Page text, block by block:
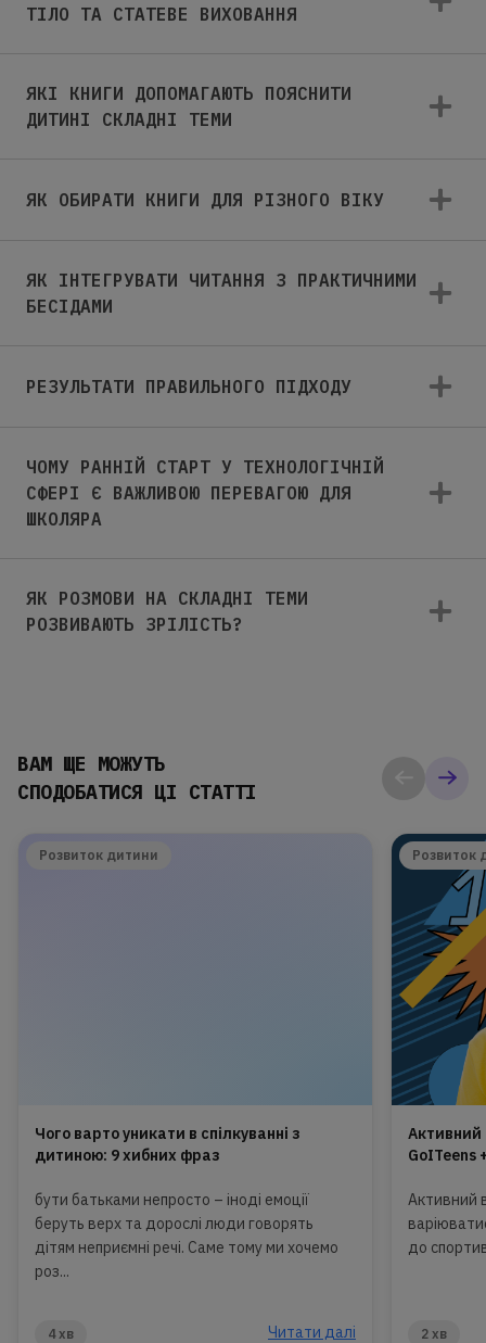
ТІЛО ТА СТАТЕВЕ ВИХОВАННЯ
ЯКІ КНИГИ ДОПОМАГАЮТЬ ПОЯСНИТИ
ДИТИНІ СКЛАДНІ ТЕМИ
ЯК ОБИРАТИ КНИГИ ДЛЯ РІЗНОГО ВІКУ
ЯК ІНТЕГРУВАТИ ЧИТАННЯ З ПРАКТИЧНИМИ
БЕСІДАМИ
РЕЗУЛЬТАТИ ПРАВИЛЬНОГО ПІДХОДУ
ЧОМУ РАННІЙ СТАРТ У ТЕХНОЛОГІЧНІЙ
СФЕРІ Є ВАЖЛИВОЮ ПЕРЕВАГОЮ ДЛЯ
ШКОЛЯРА
ЯК РОЗМОВИ НА СКЛАДНІ ТЕМИ
РОЗВИВАЮТЬ ЗРІЛІСТЬ?
ВАМ ЩЕ МОЖУТЬ
СПОДОБАТИСЯ ЦІ СТАТТІ
Розвиток дитини
Чого варто уникати в спілкуванні з
дитиною: 9 хибних фраз
бути батьками непросто – іноді емоції
беруть верх та дорослі люди говорять
дітям неприємні речі. Саме тому ми хочемо
роз...
4 хв Читати далі
Розвиток
Активний
GoITeens
Активний
до
2 хв